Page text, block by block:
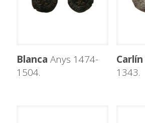
Blanca Anys 1474-
1504.
Carlín
1343.